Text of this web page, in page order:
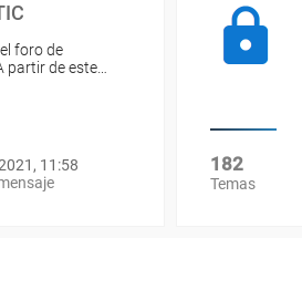
foro de
partir de este…
11:58
182
Temas